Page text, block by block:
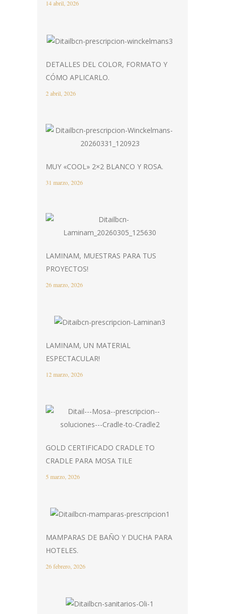
14 abril, 2026
DETALLES DEL COLOR, FORMATO Y
CÓMO APLICARLO.
2 abril, 2026
MUY «COOL» 2×2 BLANCO Y ROSA.
31 marzo, 2026
LAMINAM, MUESTRAS PARA TUS
PROYECTOS!
26 marzo, 2026
LAMINAM, UN MATERIAL
ESPECTACULAR!
12 marzo, 2026
GOLD CERTIFICADO CRADLE TO
CRADLE PARA MOSA TILE
5 marzo, 2026
MAMPARAS DE BAÑO Y DUCHA PARA
HOTELES.
26 febrero, 2026